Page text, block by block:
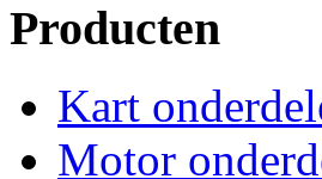
Producten
Kart
Motor